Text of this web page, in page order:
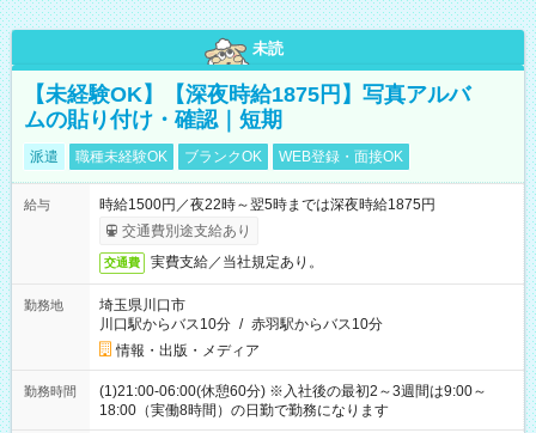
未読
【未経験OK】【深夜時給1875円】写真アルバ
ムの貼り付け・確認｜短期
派遣 職種未経験OK ブランクOK WEB登録・面接OK
給与
時給1500円／夜22時～翌5時までは深夜時給1875円
交通費別途支給あり
交通費 実費支給／当社規定あり。
勤務地
埼玉県川口市
川口駅からバス10分 / 赤羽駅からバス10分
情報・出版・メディア
勤務時間
(1)21:00-06:00(休憩60分) ※入社後の最初2～3週間は9:00～
18:00（実働8時間）の日勤で勤務になります